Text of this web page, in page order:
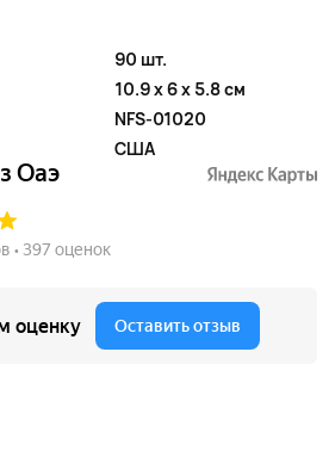
90 шт.
10.9 x 6 x 5.8 см
NFS-01020
США